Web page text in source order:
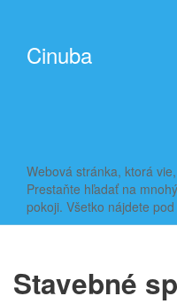
Cinuba
Webová stránka, ktorá
Prestaňte hľadať na
pokoji. Všetko nájdete
Stavebné